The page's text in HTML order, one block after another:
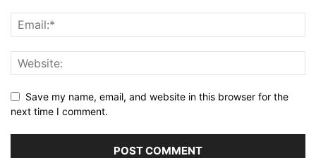
Save my name, email, and website in this browser for the
next time I comment.